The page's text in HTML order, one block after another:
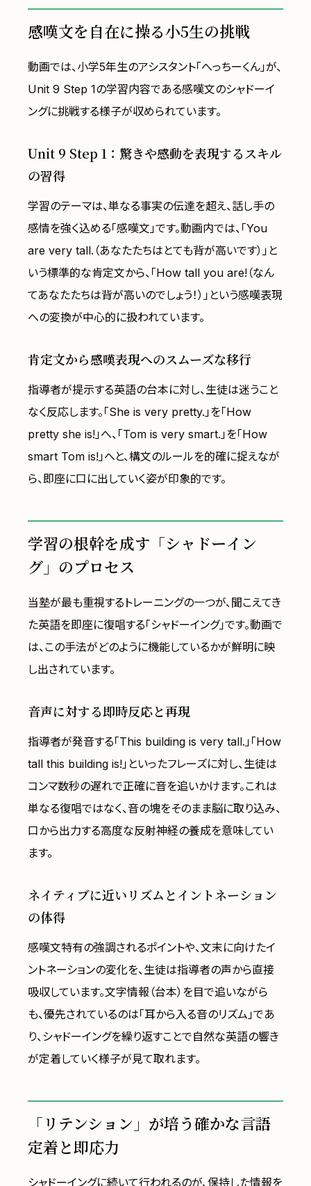
感嘆文を自在に操る小5生の挑戦
動画では、小学5年生のアシスタント「へっちーくん」が、
Unit 9 Step 1の学習内容である感嘆文のシャドーイ
ングに挑戦する様子が収められています。
Unit 9 Step 1：驚きや感動を表現するスキル
の習得
学習のテーマは、単なる事実の伝達を超え、話し手の
感情を強く込める「感嘆文」です。動画内では、「You
are very tall.（あなたたちはとても背が高いです）」と
いう標準的な肯定文から、「How tall you are!（なん
てあなたたちは背が高いのでしょう！）」という感嘆表現
への変換が中心的に扱われています。
肯定文から感嘆表現へのスムーズな移行
指導者が提示する英語の台本に対し、生徒は迷うこと
なく反応します。「She is very pretty.」を「How
pretty she is!」へ、「Tom is very smart.」を「How
smart Tom is!」へと、構文のルールを的確に捉えなが
ら、即座に口に出していく姿が印象的です。
学習の根幹を成す「シャドーイン
グ」のプロセス
当塾が最も重視するトレーニングの一つが、聞こえてき
た英語を即座に復唱する「シャドーイング」です。動画で
は、この手法がどのように機能しているかが鮮明に映
し出されています。
音声に対する即時反応と再現
指導者が発音する「This building is very tall.」「How
tall this building is!」といったフレーズに対し、生徒は
コンマ数秒の遅れで正確に音を追いかけます。これは
単なる復唱ではなく、音の塊をそのまま脳に取り込み、
口から出力する高度な反射神経の養成を意味してい
ます。
ネイティブに近いリズムとイントネーション
の体得
感嘆文特有の強調されるポイントや、文末に向けたイ
ントネーションの変化を、生徒は指導者の声から直接
吸収しています。文字情報（台本）を目で追いながら
も、優先されているのは「耳から入る音のリズム」であ
り、シャドーイングを繰り返すことで自然な英語の響き
が定着していく様子が見て取れます。
「リテンション」が培う確かな言語
定着と即応力
シャドーイングに続いて行われるのが、保持した情報を